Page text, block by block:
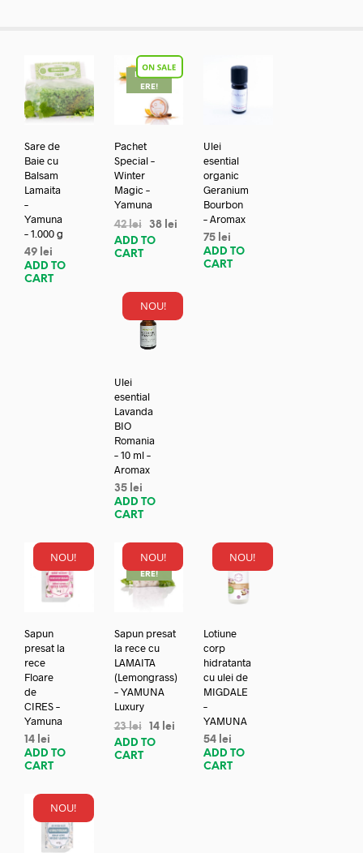
Sare de
Baie cu
Balsam
Lamaita
–
Yamuna
– 1.000 g
49 lei
ADD TO
CART
REDUC
ERE!
Pachet
Special –
Winter
Magic –
Yamuna
42lei 38 lei
ADD TO
CART
Ulei
esential
organic
Geranium
Bourbon
– Aromax
75 lei
ADD TO
CART
NOU!
Ulei
esential
Lavanda
BIO
Romania
– 10 ml –
Aromax
35 lei
ADD TO
CART
NOU!
Sapun
presat la
rece
Floare
de
CIRES –
Yamuna
14 lei
ADD TO
CART
NOU!
REDUC
ERE!
Sapun presat
la rece cu
LAMAITA
(Lemongrass)
– YAMUNA
Luxury
23lei 14 lei
ADD TO
CART
NOU!
Lotiune
corp
hidratanta
cu ulei de
MIGDALE
–
YAMUNA
54 lei
ADD TO
CART
NOU!